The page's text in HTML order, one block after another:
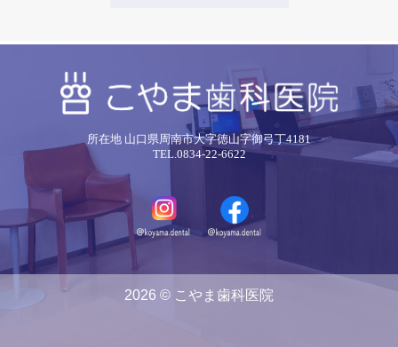
所在地 山口県周南市大字徳山字御弓丁4181
TEL.0834-22-6622
2026 © こやま歯科医院